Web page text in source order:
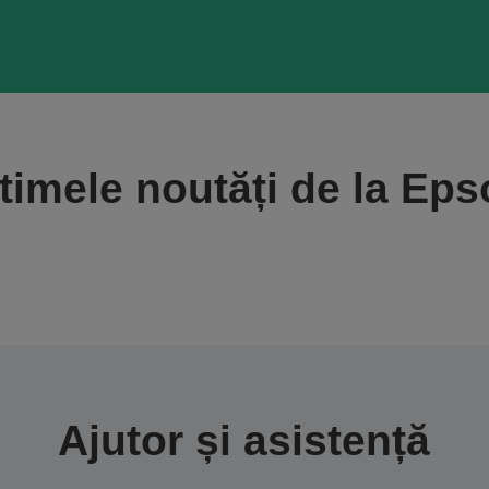
noutăți de la
Ajutor și asistență